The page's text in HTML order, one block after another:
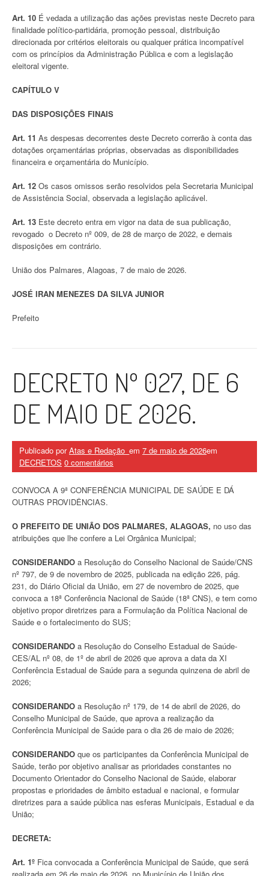
Art. 10 É vedada a utilização das ações previstas neste Decreto para
finalidade político-partidária, promoção pessoal, distribuição
direcionada por critérios eleitorais ou qualquer prática incompatível
com os princípios da Administração Pública e com a legislação
eleitoral vigente.
CAPÍTULO V
DAS DISPOSIÇÕES FINAIS
Art. 11 As despesas decorrentes deste Decreto correrão à conta das
dotações orçamentárias próprias, observadas as disponibilidades
financeira e orçamentária do Município.
Art. 12 Os casos omissos serão resolvidos pela Secretaria Municipal
de Assistência Social, observada a legislação aplicável.
Art. 13 Este decreto entra em vigor na data de sua publicação,
revogado o Decreto nº 009, de 28 de março de 2022, e demais
disposições em contrário.
União dos Palmares, Alagoas, 7 de maio de 2026.
JOSÉ IRAN MENEZES DA SILVA JUNIOR
Prefeito
DECRETO Nº 027, DE 6
DE MAIO DE 2026.
Publicado porAtas e Redação_ em 7 de maio de 2026em
DECRETOS 0 comentários
CONVOCA A 9ª CONFERÊNCIA MUNICIPAL DE SAÚDE E DÁ
OUTRAS PROVIDÊNCIAS.
O PREFEITO DE UNIÃO DOS PALMARES, ALAGOAS, no uso das
atribuições que lhe confere a Lei Orgânica Municipal;
CONSIDERANDO a Resolução do Conselho Nacional de Saúde/CNS
nº 797, de 9 de novembro de 2025, publicada na edição 226, pág.
231, do Diário Oficial da União, em 27 de novembro de 2025, que
convoca a 18ª Conferência Nacional de Saúde (18ª CNS), e tem como
objetivo propor diretrizes para a Formulação da Política Nacional de
Saúde e o fortalecimento do SUS;
CONSIDERANDO a Resolução do Conselho Estadual de Saúde-
CES/AL nº 08, de 1º de abril de 2026 que aprova a data da XI
Conferência Estadual de Saúde para a segunda quinzena de abril de
2026;
CONSIDERANDO a Resolução nº 179, de 14 de abril de 2026, do
Conselho Municipal de Saúde, que aprova a realização da
Conferência Municipal de Saúde para o dia 26 de maio de 2026;
CONSIDERANDO que os participantes da Conferência Municipal de
Saúde, terão por objetivo analisar as prioridades constantes no
Documento Orientador do Conselho Nacional de Saúde, elaborar
propostas e prioridades de âmbito estadual e nacional, e formular
diretrizes para a saúde pública nas esferas Municipais, Estadual e da
União;
DECRETA:
Art. 1º Fica convocada a Conferência Municipal de Saúde, que será
realizada em 26 de maio de 2026, no Município de União dos